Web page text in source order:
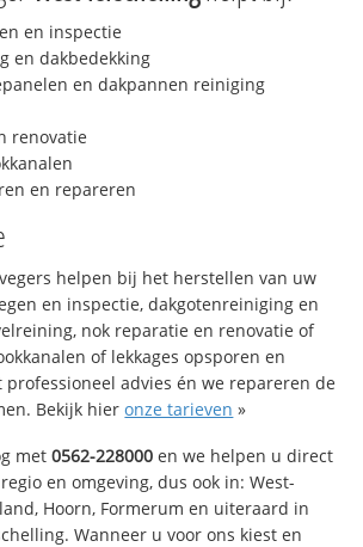
en inspectie
en dakbedekking
en dakpannen reiniging
renovatie
en repareren
helpen bij het herstellen van uw
en inspectie, dakgotenreiniging en
nok reparatie en renovatie of
of lekkages opsporen en
advies én we repareren de
Bekijk hieronze tarieven »
met0562-228000 en we helpen u direct
en omgeving, dus ook in: West-
Hoorn, Formerum en uiteraard in
Wanneer u voor ons kiest en